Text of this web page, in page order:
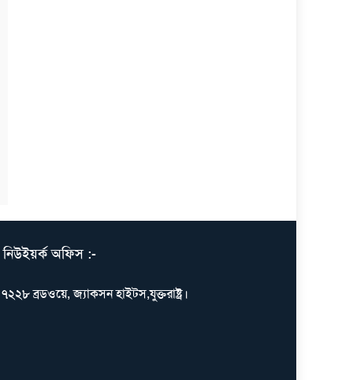
নিউইয়র্ক অফিস :-
৭২২৮ ব্রডওয়ে, জ্যাকসন হাইটস,যুক্তরাষ্ট্র।